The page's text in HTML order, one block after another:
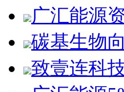
广汇能源
碳基生物
致壹连科